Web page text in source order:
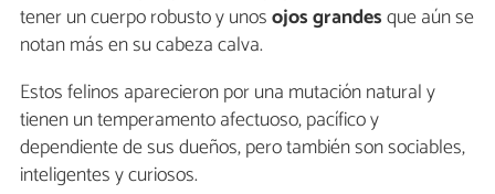
tener un cuerpo robusto y unosojos grandesque aún se
notan más en su cabeza calva.
Estos felinos aparecieron por una mutación natural y
tienen un temperamento afectuoso, pacífico y
dependiente de sus dueños, pero también son sociables,
inteligentes y curiosos.